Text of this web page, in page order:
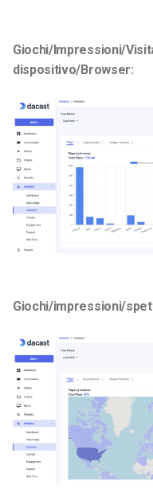
Giochi/Impressioni/
dispositivo/Browser:
Giochi/impressioni/